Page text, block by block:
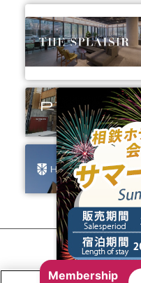
相鉄ホテルズ 公式SNS
Membership